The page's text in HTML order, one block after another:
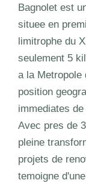
Bagnolet est
situee en
limitrophe du
seulement 5
a la Metropole
position
immediates
Avec pres de
pleine
projets de
temoigne